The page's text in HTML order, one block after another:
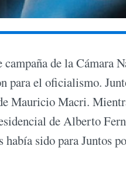
de la Cámara
para el oficialismo.
Mauricio Macri.
de Alberto
había sido para Juntos